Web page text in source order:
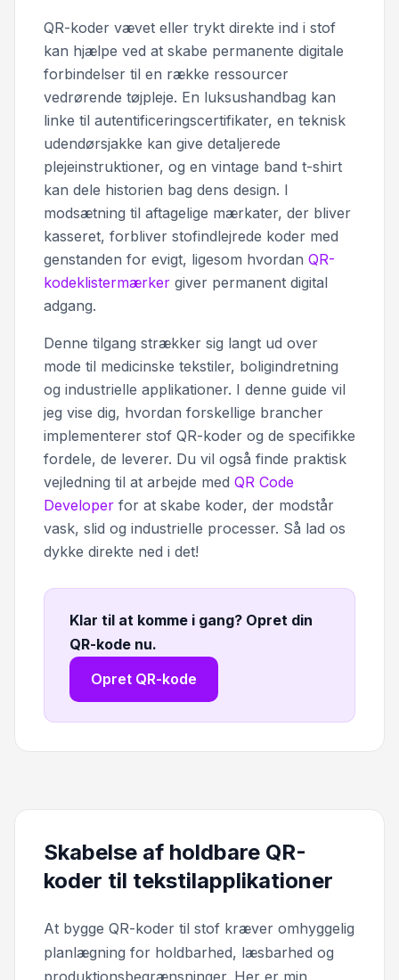
QR-koder vævet eller trykt direkte ind i stof
kan hjælpe ved at skabe permanente digitale
forbindelser til en række ressourcer
vedrørende tøjpleje. En luksushandbag kan
linke til autentificeringscertifikater, en teknisk
udendørsjakke kan give detaljerede
plejeinstruktioner, og en vintage band t-shirt
kan dele historien bag dens design. I
modsætning til aftagelige mærkater, der bliver
kasseret, forbliver stofindlejrede koder med
genstanden for evigt, ligesom hvordan QR-
kodeklistermærker giver permanent digital
adgang.
Denne tilgang strækker sig langt ud over
mode til medicinske tekstiler, boligindretning
og industrielle applikationer. I denne guide vil
jeg vise dig, hvordan forskellige brancher
implementerer stof QR-koder og de specifikke
fordele, de leverer. Du vil også finde praktisk
vejledning til at arbejde med QR Code
Developer for at skabe koder, der modstår
vask, slid og industrielle processer. Så lad os
dykke direkte ned i det!
Klar til at komme i gang? Opret din
QR-kode nu.
Opret QR-kode
Skabelse af holdbare QR-
koder til tekstilapplikationer
At bygge QR-koder til stof kræver omhyggelig
planlægning for holdbarhed, læsbarhed og
produktionsbegrænsninger. Her er min